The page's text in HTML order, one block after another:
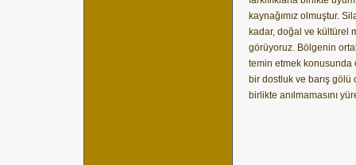
kaynağımız olmuştur.
kadar, doğal ve kültürel
görüyoruz. Bölgenin
temin etmek konusunda
bir dostluk ve barış gölü
birlikte anılmamasını